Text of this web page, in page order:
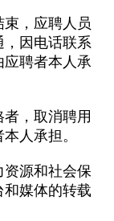
束，应聘人员
因电话联系
聘者本人承
者，取消聘用
人承担。
资源和社会保
和媒体的转载